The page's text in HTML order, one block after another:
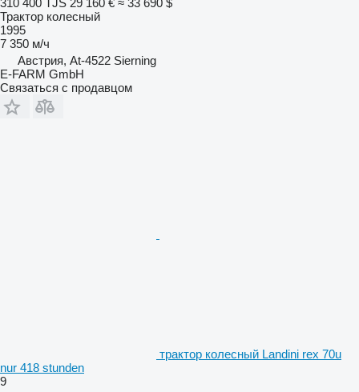
Трактор колесный
1995
7 350 м/ч
Австрия, At-4522 Sierning
E-FARM GmbH
Связаться с продавцом
трактор колесный Landini rex 70u
nur 418 stunden
9